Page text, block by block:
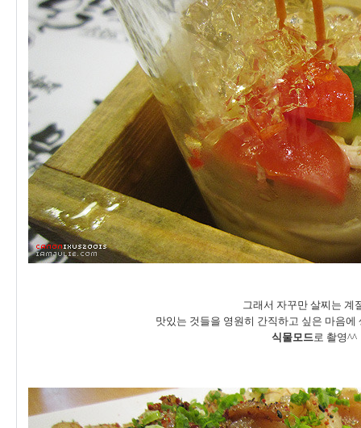
그래서 자꾸만 살찌는 계
맛있는 것들을 영원히 간직하고 싶은 마음에
식물모드로 촬영^^